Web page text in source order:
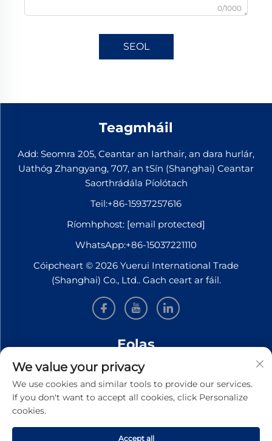
0/1000
SEOL
Teagmháil
Add: Seomra 205, Ceantar an Iarthair, an dara hurlár,
Uathóg Zhangyang, 707, an tSín (Shanghai) Ceantar
Saorthrádála Píolótach
Teil:+86-15937257616
Ríomhphost: [email protected]
WhatsApp:+86-15037221110
Cóipcheart © 2026 Yuerui International Trade
(Shanghai) Co., Ltd.. Gach ceart ar fáil.
Eolas
Síní leat le bheith ar liosta le haghaidh ár nuachtslánú
seachtúil
We value your privacy
We use cookies and similar tools to provide our services.
If you don't want to accept all cookies, click Personalize
cookies.
Accept all